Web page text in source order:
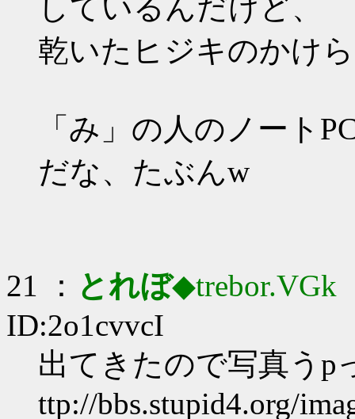
しているんだけど、
乾いたヒジキのかけ
「み」の人のノート
だな、たぶんw
21 ： とれぼ◆trebor.VGk
ID:2o1cvvcI
出てきたので写真うp
ttp://bbs.stupid4.org/